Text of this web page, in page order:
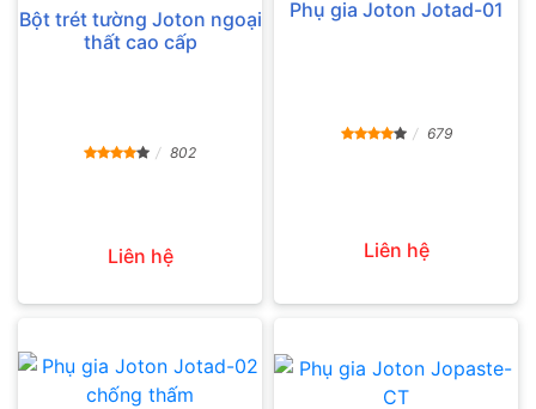
Bột trét tường Joton ngoại
thất cao cấp
802
Liên hệ
Phụ gia Joton Jotad-01
679
Liên hệ